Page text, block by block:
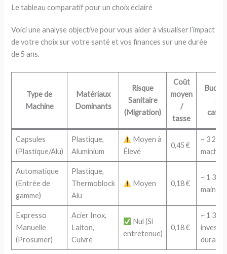
Le tableau comparatif pour un choix éclairé
Voici une analyse objective pour vous aider à visualiser l’impact
de votre choix sur votre santé et vos finances sur une durée
de 5 ans.
Type de
Machine
Matériaux
Dominants
Risque
Sanitaire
(Migration)
Coût
moyen
/
tasse
Capsules
(Plastique/Alu)
Plastique,
Aluminium
Moyen à
Élevé
0,45 €
~ 3 285
machine
Automatique
(Entrée de
gamme)
Plastique,
Thermoblock
Alu
Moyen 0,18 €
~ 1 314
Expresso
Manuelle
(Prosumer)
Acier Inox,
Laiton,
Cuivre
Nul (Si
entretenue)
0,18 €
~ 1 314
durable